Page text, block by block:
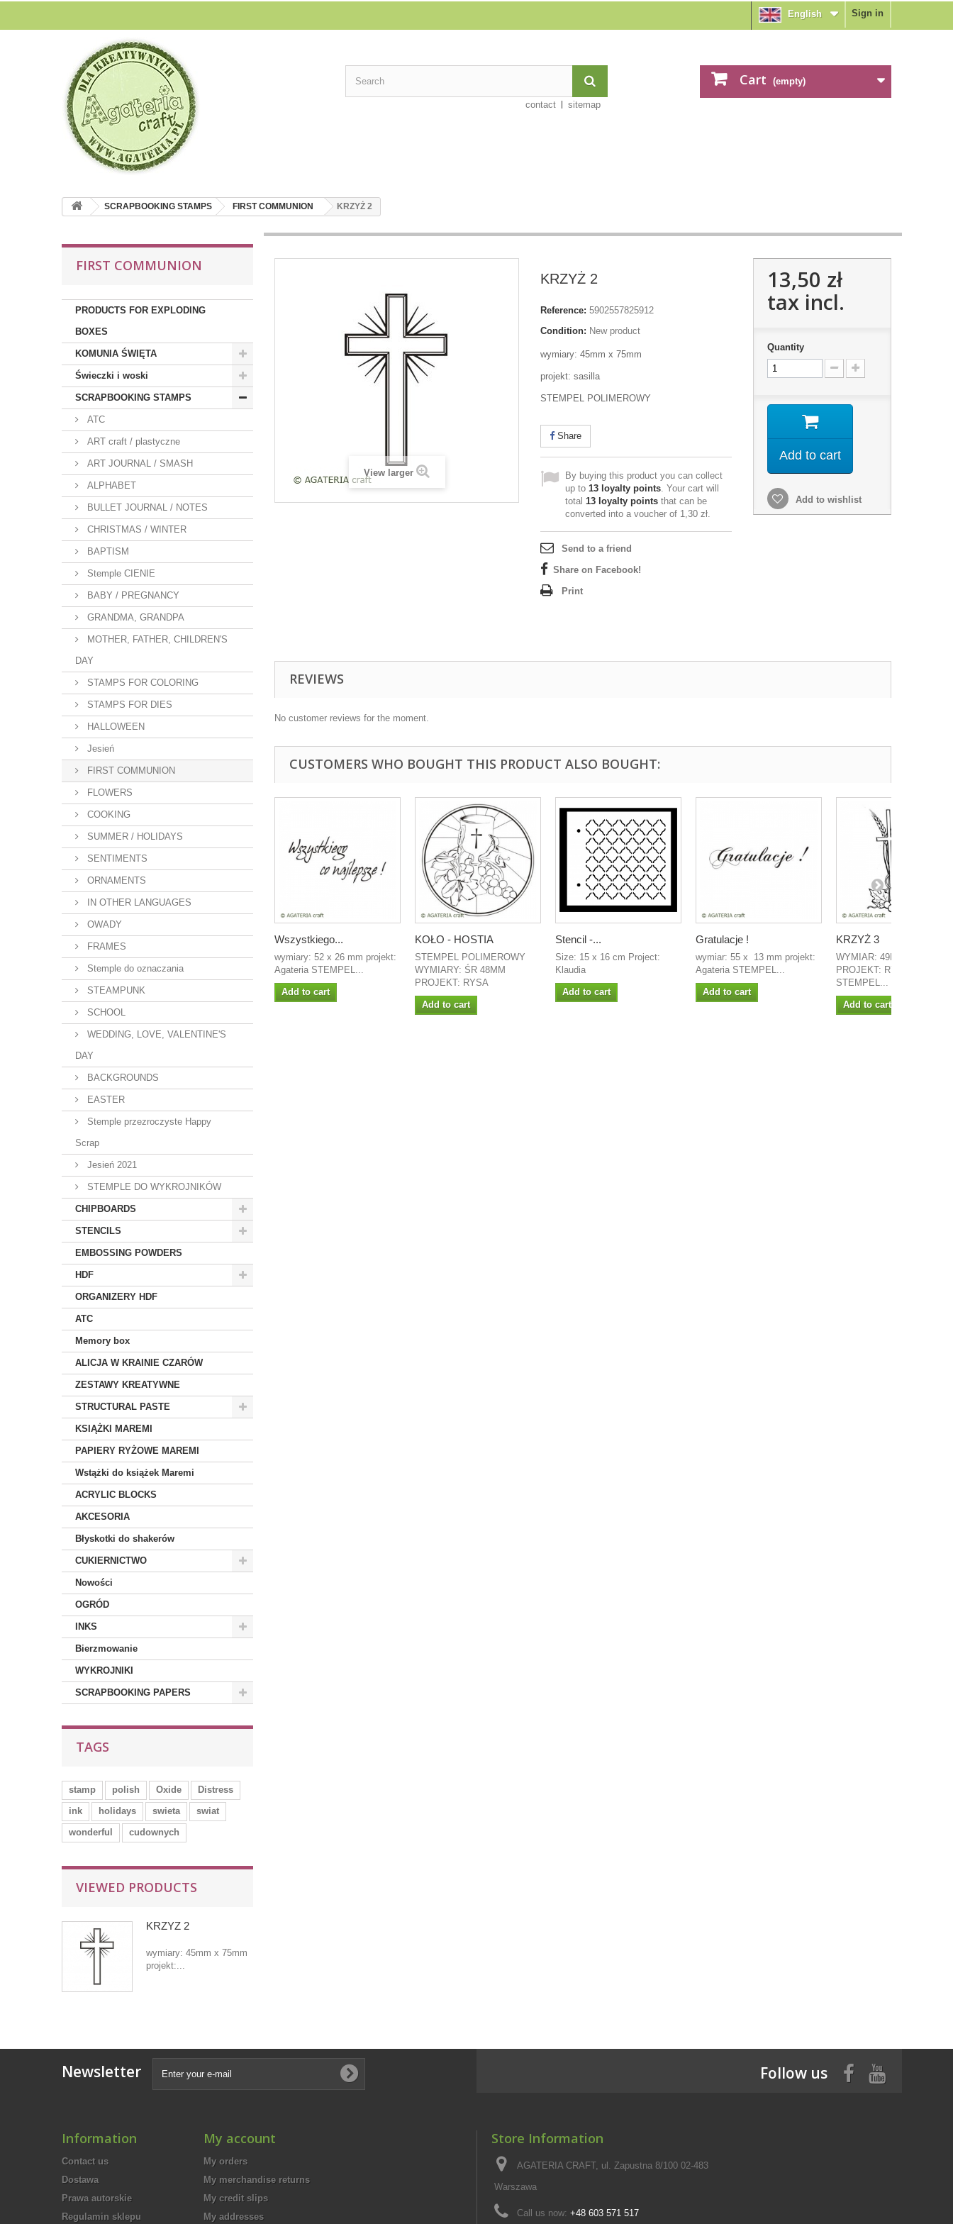
Sign in
English
Cart (empty)
contact sitemap
SCRAPBOOKING STAMPS FIRST COMMUNION KRZYŻ 2
FIRST COMMUNION
PRODUCTS FOR EXPLODING
BOXES
KOMUNIA ŚWIĘTA
Świeczki i woski
SCRAPBOOKING STAMPS
ATC
ART craft / plastyczne
ART JOURNAL / SMASH
ALPHABET
BULLET JOURNAL / NOTES
CHRISTMAS / WINTER
BAPTISM
Stemple CIENIE
BABY / PREGNANCY
GRANDMA, GRANDPA
MOTHER, FATHER, CHILDREN'S
DAY
STAMPS FOR COLORING
STAMPS FOR DIES
HALLOWEEN
Jesień
FIRST COMMUNION
FLOWERS
COOKING
SUMMER / HOLIDAYS
SENTIMENTS
ORNAMENTS
IN OTHER LANGUAGES
OWADY
FRAMES
Stemple do oznaczania
STEAMPUNK
SCHOOL
WEDDING, LOVE, VALENTINE'S
DAY
BACKGROUNDS
EASTER
Stemple przezroczyste Happy
Scrap
Jesień 2021
STEMPLE DO WYKROJNIKÓW
CHIPBOARDS
STENCILS
EMBOSSING POWDERS
HDF
ORGANIZERY HDF
ATC
Memory box
ALICJA W KRAINIE CZARÓW
ZESTAWY KREATYWNE
STRUCTURAL PASTE
KSIĄŻKI MAREMI
PAPIERY RYŻOWE MAREMI
Wstążki do książek Maremi
ACRYLIC BLOCKS
AKCESORIA
Błyskotki do shakerów
CUKIERNICTWO
Nowości
OGRÓD
INKS
Bierzmowanie
WYKROJNIKI
SCRAPBOOKING PAPERS
TAGS
stamp polish Oxide
Distress
ink
holidays swieta
swiat
wonderful
cudownych
VIEWED PRODUCTS
KRZYŻ 2
wymiary: 45mm x 75mm
projekt:...
View larger
KRZYŻ 2
Reference: 5902557825912
Condition: New product
wymiary: 45mm x 75mm
projekt: sasilla
STEMPEL POLIMEROWY
Share
By buying this product you can collect
up to 13 loyalty points. Your cart will
total 13 loyalty points that can be
converted into a voucher of 1,30 zł.
Send to a friend
Share on Facebook!
Print
13,50 zł
tax incl.
Quantity
Add to cart
Add to wishlist
REVIEWS
No customer reviews for the moment.
CUSTOMERS WHO BOUGHT THIS PRODUCT ALSO BOUGHT:
Wszystkiego...
wymiary: 52 x 26 mm projekt:
Agateria STEMPEL...
Add to cart
KOŁO - HOSTIA
STEMPEL POLIMEROWY
WYMIARY: ŚR 48MM
PROJEKT: RYSA
Add to cart
Stencil -...
Size: 15 x 16 cm Project:
Klaudia
Add to cart
Gratulacje !
wymiar: 55 x 13 mm projekt:
Agateria STEMPEL...
Add to cart
KRZYŻ 3
WYMIAR: 49MM X 83MM
PROJEKT: RYSA
STEMPEL...
Add to cart
Newsletter Follow us
Information
Contact us
Dostawa
Prawa autorskie
Regulamin sklepu
My account
My orders
My merchandise returns
My credit slips
My addresses
Store Information
AGATERIA CRAFT, ul. Zapustna 8/100 02-483
Warszawa
Call us now: +48 603 571 517